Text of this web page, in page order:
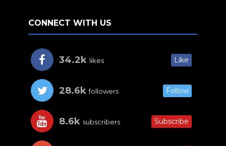
CONNECT WITH US
34.2k likes Like
28.6k followers Follow
8.6k subscribers Subscribe